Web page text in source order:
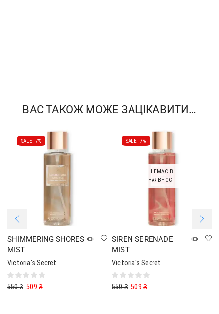
ВАС ТАКОЖ МОЖЕ ЗАЦІКАВИТИ…
SALE -7%
SHIMMERING SHORES
MIST
Victoria's Secret
550₴ 509₴
SALE -7%
НЕМАЄ В
НАЯВНОСТІ
SIREN SERENADE
MIST
Victoria's Secret
550₴ 509₴